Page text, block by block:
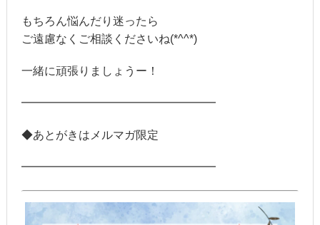
もちろん悩んだり迷ったら
ご遠慮なくご相談くださいね(*^^*)
一緒に頑張りましょうー！
━━━━━━━━━━━━━━━━━
◆あとがきはメルマガ限定
━━━━━━━━━━━━━━━━━